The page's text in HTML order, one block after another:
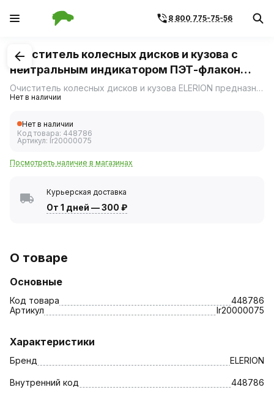
8 800 775-75-56
1/1
Очиститель колесных дисков и кузова с
нейтральным индикатором ПЭТ-флакон
ELERION 750мл
Очиститель колесных дисков и кузова ELERION предназначен для безопасной очистки колесных дисков, кузова, хромированных и пластиковых деталей экстерьера автомобиля от пыли, металлических вкраплений, следов коррозии и оксидных пленок черных металлов.
Нет в наличии
Нет в наличии
Код товара: 448786
Артикул: lr20000075
Посмотреть наличие в магазинах
Курьерская доставка
От 1 дней —300 ₽
О товаре
Основные
Код товара
448786
Артикул
lr20000075
Характеристики
Бренд ELERION
Внутренний код 448786